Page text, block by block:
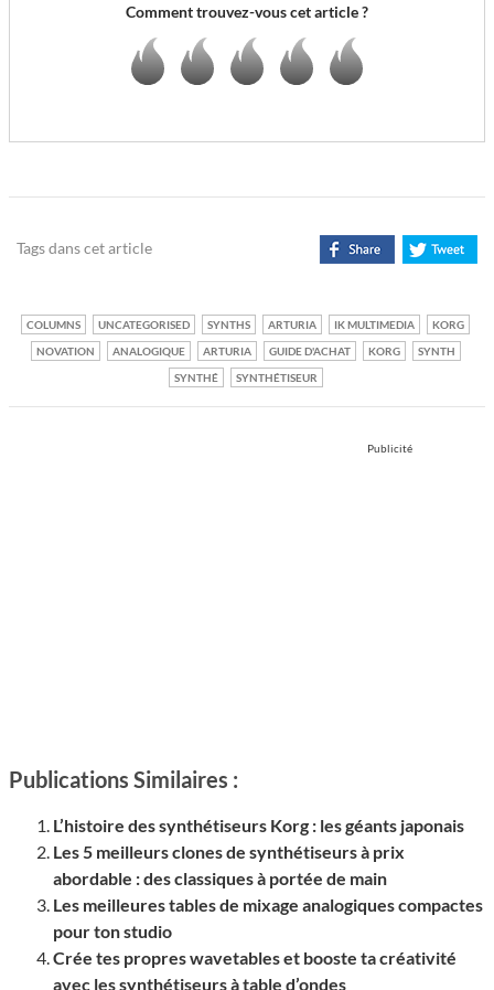
Comment trouvez-vous cet article ?
Tags dans cet article
COLUMNS UNCATEGORISED SYNTHS ARTURIA IK MULTIMEDIA
KORG
NOVATION
ANALOGIQUE ARTURIA GUIDE D'ACHAT KORG
SYNTH
SYNTHÉ
SYNTHÉTISEUR
Publicité
Publications Similaires :
L’histoire des synthétiseurs Korg : les géants japonais
Les 5 meilleurs clones de synthétiseurs à prix
abordable : des classiques à portée de main
Les meilleures tables de mixage analogiques compactes
pour ton studio
Crée tes propres wavetables et booste ta créativité
avec les synthétiseurs à table d’ondes